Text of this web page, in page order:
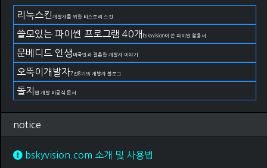
리눅스킨 개발자를 위한 티스토리 스킨
쓸모있는 파이썬 프로그램 40개 bskyvision이 쓴 파이썬 활용서
문베디드 인생 미국인과 결혼한 개발자 이야기
오뚝이개발자7전8기의 개발자 블로그
돌지 웹 개발 비공식 문서
notice
bskyvision.com 소개 및 사용법